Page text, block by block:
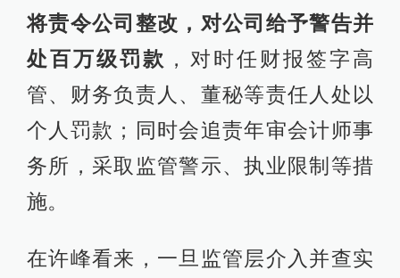
将责令公司整改，对公司给予警告并
处百万级罚款 ，对时任财报签字高
管、财务负责人、董秘等责任人处以
个人罚款；同时会追责年审会计师事
务所，采取监管警示、执业限制等措
施。
在许峰看来，一旦监管层介入并查实